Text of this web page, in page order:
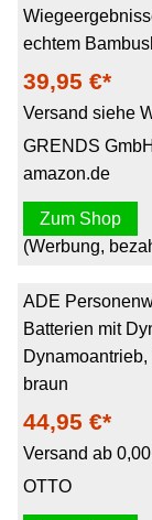
echtem
39,95 €*
Versand siehe
GRENDS
amazon.de
Zum Shop
(Werbung,
ADE
Batterien mit
braun
44,95 €*
Versand ab
OTTO